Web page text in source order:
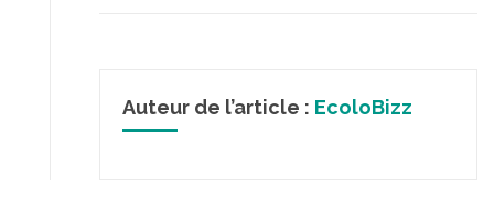
Auteur de l’article : EcoloBizz